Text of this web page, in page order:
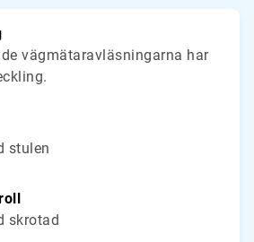
vägmätaravläsningarna har
stulen
skrotad